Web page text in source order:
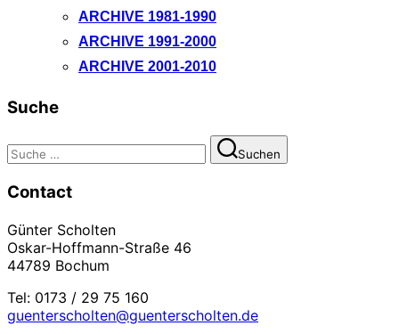
ARCHIVE 1981-1990
ARCHIVE 1991-2000
ARCHIVE 2001-2010
Suche
Suchen
nach:
Suchen
Contact
Günter Scholten
Oskar-Hoffmann-Straße 46
44789 Bochum
Tel: 0173 / 29 75 160
guenterscholten@guenterscholten.de